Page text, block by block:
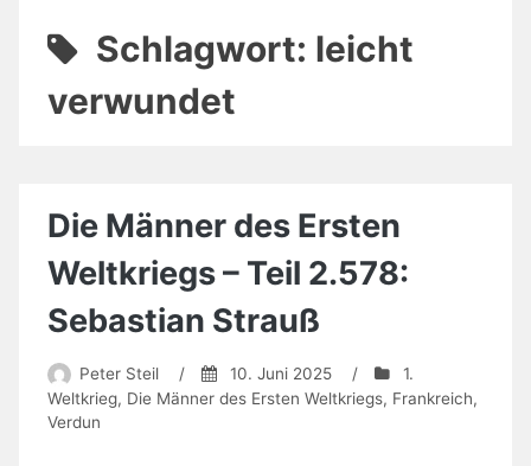
Schlagwort: leicht
verwundet
Die Männer des Ersten
Weltkriegs – Teil 2.578:
Sebastian Strauß
Peter Steil / 10. Juni 2025 /
1.
Weltkrieg, Die Männer des Ersten Weltkriegs, Frankreich,
Verdun